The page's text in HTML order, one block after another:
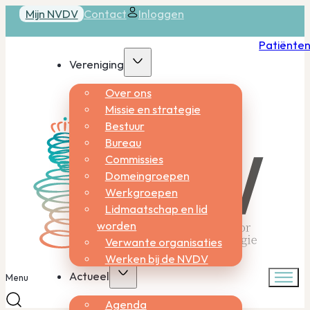
Mijn NVDV Contact Inloggen
Vereniging
Over ons
Missie en strategie
Bestuur
Bureau
Commissies
Domeingroepen
Werkgroepen
Lidmaatschap en lid
worden
Verwante organisaties
Werken bij de NVDV
Actueel
Agenda
Menu